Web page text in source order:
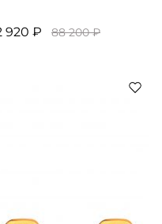
920 ₽ 88 200 ₽